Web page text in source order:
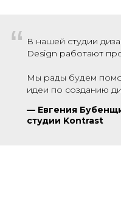
“ В нашей студии
Design работают
Мы рады будем
идеи по созданию
— Евгения
студии Kontrast